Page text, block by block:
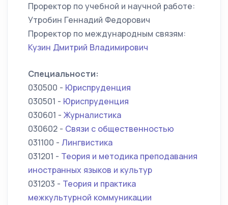
Проректор по учебной и научной работе:
Утробин Геннадий Федорович
Проректор по международным связям:
Кузин Дмитрий Владимирович
Специальности:
030500 - Юриспруденция
030501 - Юриспруденция
030601 - Журналистика
030602 - Связи с общественностью
031100 - Лингвистика
031201 - Теория и методика преподавания
иностранных языков и культур
031203 - Теория и практика
межкультурной коммуникации